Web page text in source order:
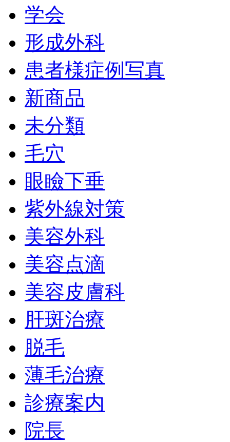
学会
形成外科
患者様症例写真
新商品
未分類
毛穴
眼瞼下垂
紫外線対策
美容外科
美容点滴
美容皮膚科
肝斑治療
脱毛
薄毛治療
診療案内
院長